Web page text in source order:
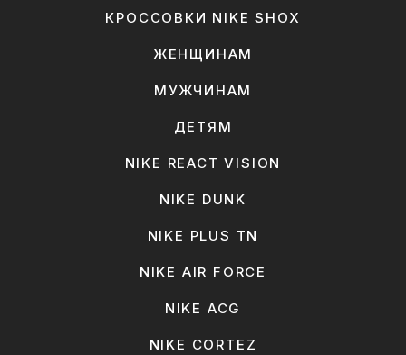
КРОССОВКИ NIKE SHOX
ЖЕНЩИНАМ
МУЖЧИНАМ
ДЕТЯМ
NIKE REACT VISION
NIKE DUNK
NIKE PLUS TN
NIKE AIR FORCE
NIKE ACG
NIKE CORTEZ